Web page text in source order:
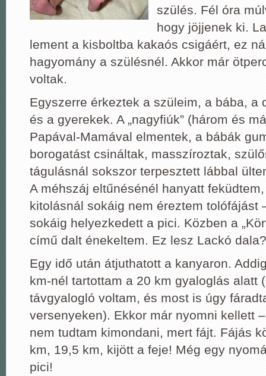
szülés. Fél óra
hogy jöjjenek ki.
lement a kisboltba kakaós csigáért, ez
hagyomány a szülésnél. Akkor már
voltak.
Egyszerre érkeztek a szüleim, a bába, a
és a gyerekek. A „nagyfiúk” (három és
Papával-Mamával elmentek, a bábák
borogatást csináltak, masszíroztak,
tágulásnál sokszor terpesztett lábbal
A méhszáj eltűnésénél hanyatt
kitolásnál sokáig nem éreztem tolófájást
sokáig helyezkedett a pici. Közben a
című dalt énekeltem. Ez lesz Lackó dala?
Egy idő után átjuthatott a kanyaron.
km-nél tartottam a 20 km gyaloglás alatt
távgyalogló voltam, és most is úgy
versenyeken). Ekkor már nyomni kellett
nem tudtam kimondani, mert fájt. Fájás
km, 19,5 km, kijött a feje! Még egy
pici!